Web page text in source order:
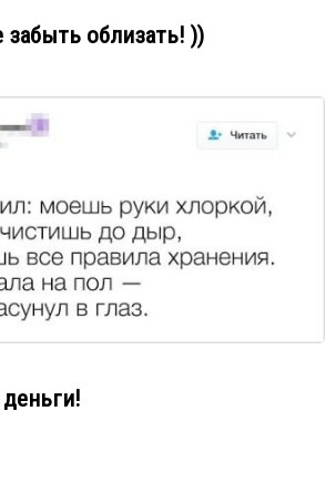
забыть облизать! ))